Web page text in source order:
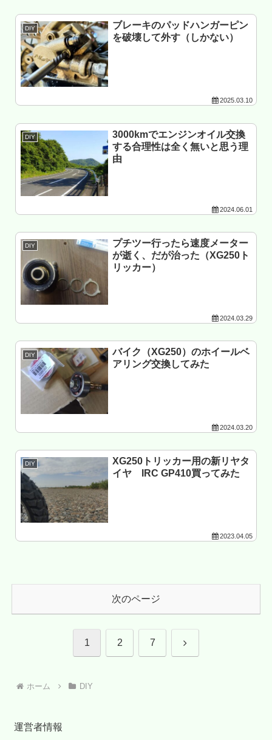
DIY
ブレーキのパッドハンガーピン
を破壊して外す（しかない）
2025.03.10
DIY
3000kmでエンジンオイル交換
する合理性は全く無いと思う理
由
2024.06.01
DIY
プチツー行ったら速度メーター
が逝く、だが治った（XG250ト
リッカー）
2024.03.29
DIY
バイク（XG250）のホイールベ
アリング交換してみた
2024.03.20
DIY
XG250トリッカー用の新リヤタ
イヤ IRC GP410買ってみた
2023.04.05
次のページ
1 2 7 次
ホーム DIY
運営者情報